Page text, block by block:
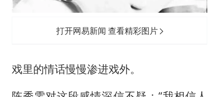
打开网易新闻 查看精彩图片
戏里的情话慢慢渗进戏外。